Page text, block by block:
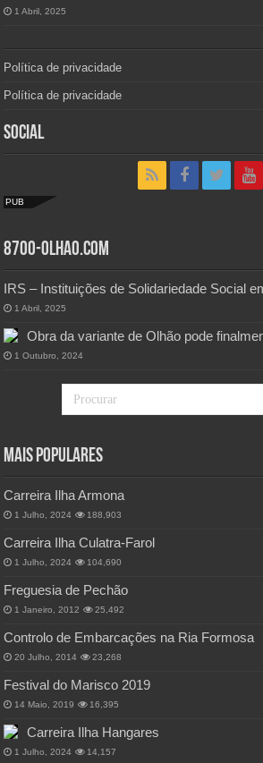
1 Abril, 2025
Política de privacidade
Política de privacidade
Social
PUB
8700-Olhao.com
IRS – Instituições de Solidariedade Social
1 Abril, 2025
Obra da variante de Olhão pode
1 Outubro, 2024
Mais Populares
Carreira Ilha Armona
1 Julho, 2024 188,903
Carreira Ilha Culatra-Farol
1 Julho, 2024 104,690
Freguesia de Pechão
1 Janeiro, 2012 25,492
Controlo de Embarcações na Ria Formosa
20 Julho, 2014 23,268
Festival do Marisco 2019
14 Maio, 2019 16,395
Carreira Ilha Hangares
1 Julho, 2024 14,157